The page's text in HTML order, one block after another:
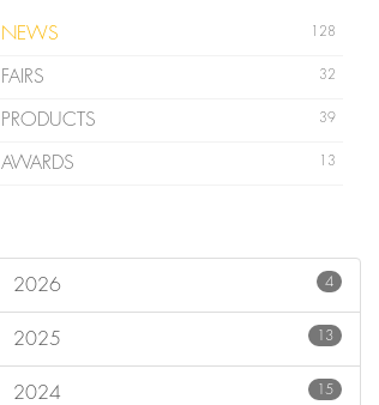
128
NEWS
32
FAIRS
39
PRODUCTS
13
AWARDS
2026 4
2025 13
2024 15